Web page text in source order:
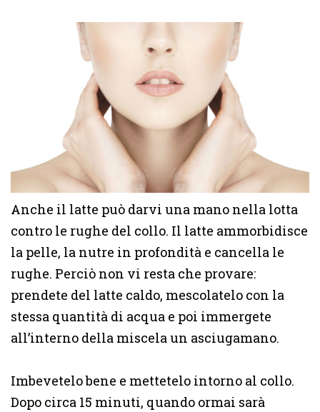
Anche il latte può darvi una mano nella lotta
contro le rughe del collo. Il latte ammorbidisce
la pelle, la nutre in profondità e cancella le
rughe. Perciò non vi resta che provare:
prendete del latte caldo, mescolatelo con la
stessa quantità di acqua e poi immergete
all’interno della miscela un asciugamano.
Imbevetelo bene e mettetelo intorno al collo.
Dopo circa 15 minuti, quando ormai sarà